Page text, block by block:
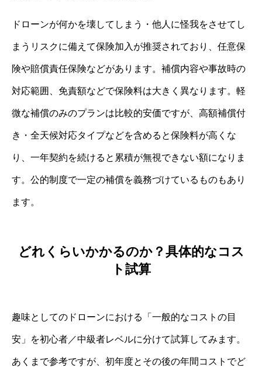
ドローンが何かを壊してしまう・他人に怪我をさせてし
まうリスクに備えて保険加入が推奨されており、任意保
険や賠償責任保険などがあります。補償内容や事故時の
対応範囲、免責額などで保険料は大きく異なります。軽
微な補償のみのプランは比較的安価ですが、高額補償付
き・全天候対応タイプなどを含めると保険料が高くな
り、一年契約を続けると累積が無視できない額になりま
す。公的制度で一定の補償を義務づけているものもあり
ます。
どれくらいかかるのか？具体的なコス
ト試算
趣味としてのドローンにおける「一般的なコストの目
安」を初心者／中級者レベルに分けて試算してみます。
あくまで参考ですが、初年度とその後の年間コストでど